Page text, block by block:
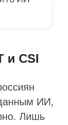
и CSI
ИИ,
Лишь